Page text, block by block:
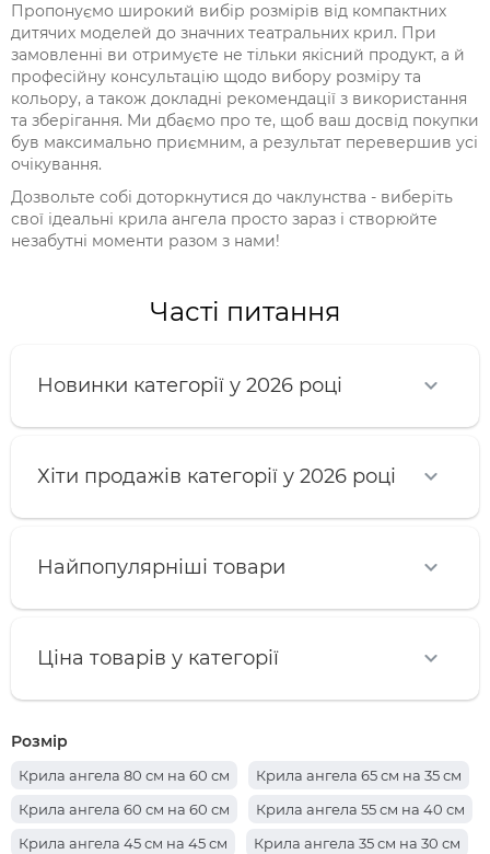
Пропонуємо широкий вибір розмірів від компактних
дитячих моделей до значних театральних крил. При
замовленні ви отримуєте не тільки якісний продукт, а й
професійну консультацію щодо вибору розміру та
кольору, а також докладні рекомендації з використання
та зберігання. Ми дбаємо про те, щоб ваш досвід покупки
був максимально приємним, а результат перевершив усі
очікування.
Дозвольте собі доторкнутися до чаклунства - виберіть
свої ідеальні крила ангела просто зараз і створюйте
незабутні моменти разом з нами!
Часті питання
Новинки категорії у 2026 році
Хіти продажів категорії у 2026 році
Найпопулярніші товари
Ціна товарів у категорії
Розмір
Крила ангела 80 см на 60 см
Крила ангела 65 см на 35 см
Крила ангела 60 см на 60 см
Крила ангела 55 см на 40 см
Крила ангела 45 см на 45 см
Крила ангела 35 см на 30 см